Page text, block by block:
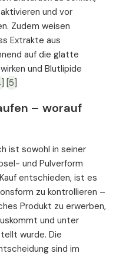
und vor
Zudem weisen
Extrakte aus
auf die glatte
und Blutlipide
[5]
– worauf
ist sowohl in seiner
und Pulverform
entschieden, ist es
zu kontrollieren –
Produkt zu erwerben,
und unter
wurde. Die
sind im